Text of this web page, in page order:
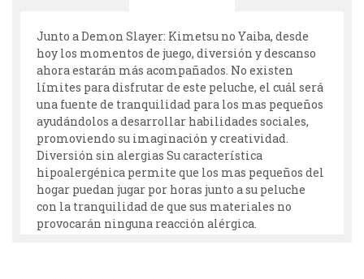
Junto a Demon Slayer: Kimetsu no Yaiba, desde
hoy los momentos de juego, diversión y descanso
ahora estarán más acompañados. No existen
límites para disfrutar de este peluche, el cuál será
una fuente de tranquilidad para los mas pequeños
ayudándolos a desarrollar habilidades sociales,
promoviendo su imaginación y creatividad.
Diversión sin alergias Su característica
hipoalergénica permite que los mas pequeños del
hogar puedan jugar por horas junto a su peluche
con la tranquilidad de que sus materiales no
provocarán ninguna reacción alérgica.